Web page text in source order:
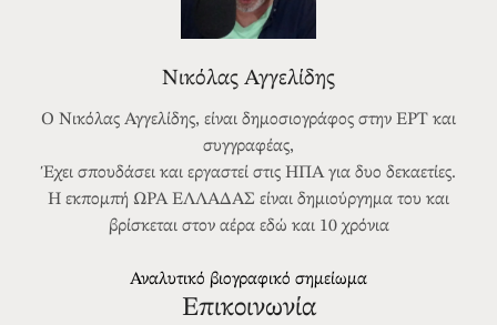
Νικόλας Αγγελίδης
Ο Νικόλας Αγγελίδης, είναι δημοσιογράφος στην ΕΡΤ και
συγγραφέας,
Έχει σπουδάσει και εργαστεί στις ΗΠΑ για δυο δεκαετίες.
Η εκπομπή ΩΡΑ ΕΛΛΑΔΑΣ είναι δημιούργημα του και
βρίσκεται στον αέρα εδώ και 10 χρόνια
Αναλυτικό βιογραφικό σημείωμα
Επικοινωνία